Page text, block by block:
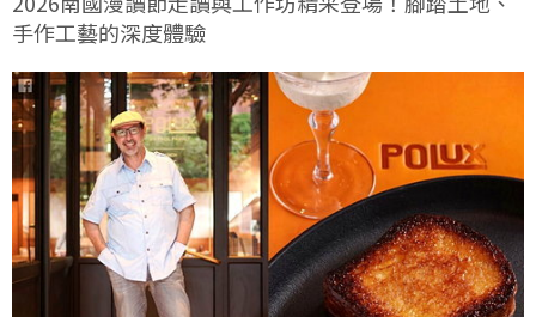
手作工藝的深度體驗